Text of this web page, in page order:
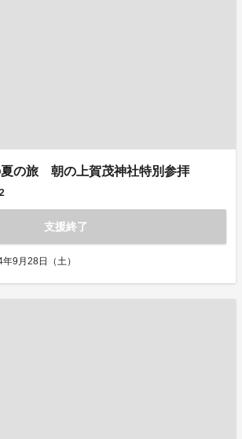
夏の旅 朝の上賀茂神社特別参拝
2
支援終了
9月28日（土）